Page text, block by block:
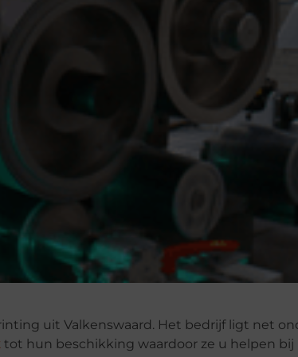
uit Valkenswaard. Het bedrijf ligt net
tot hun beschikking waardoor ze u helpen